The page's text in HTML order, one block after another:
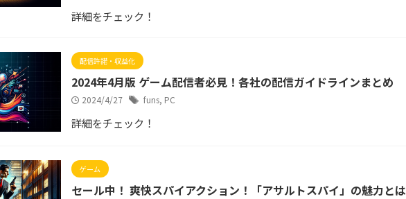
詳細をチェック！
配信許諾・収益化
2024年4月版 ゲーム配信者必見！各社の配信ガイドラインまとめ
2024/4/27 funs, PC
詳細をチェック！
ゲーム
セール中！ 爽快スパイアクション！「アサルトスパイ」の魅力とは